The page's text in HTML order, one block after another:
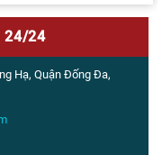
là:
4.800.000 ₫.
tại
là:
24/24
Hạ, Quận Đống Đa,